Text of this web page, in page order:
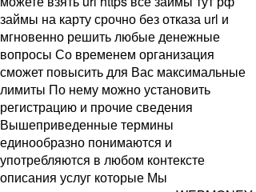
займы на карту срочно без отказа url и
мгновенно решить любые денежные
вопросы Со временем организация
сможет повысить для Вас максимальные
лимиты По нему можно установить
регистрацию и прочие сведения
Вышеприведенные термины
единообразно понимаются и
употребляются в любом контексте
описания услуг которые Мы